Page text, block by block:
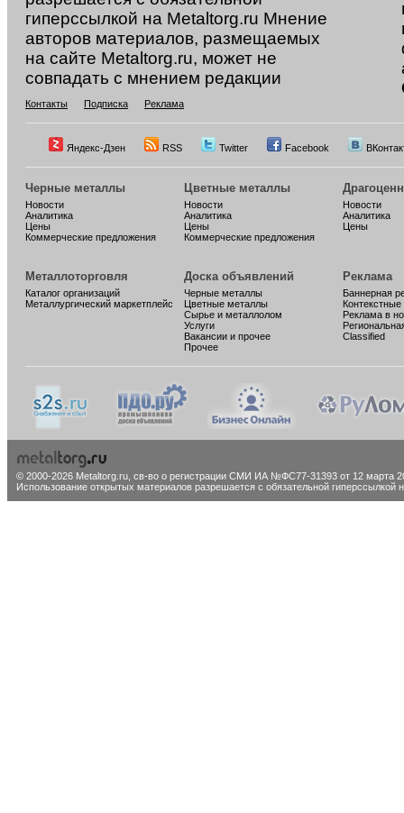
гиперссылкой на Metaltorg.ru Мнение
авторов материалов, размещаемых
на сайте Metaltorg.ru, может не
совпадать с мнением редакции
Контакты Подписка Реклама
Яндекс-Дзен RSS Twitter Facebook
Черные металлы
Новости
Аналитика
Цены
Коммерческие предложения
Цветные металлы
Новости
Аналитика
Цены
Коммерческие предложения
Новости
Аналитика
Цены
Металлоторговля
Каталог организаций
Металлургический маркетплейс
Доска объявлений
Черные металлы
Цветные металлы
Сырье и металлолом
Услуги
Вакансии и прочее
Прочее
Реклама
Баннерная
Реклама в
Classified
© 2000-2026 Metaltorg.ru, св-во о регистрации СМИ ИА №ФС77-31393 от 12 марта
Использование открытых материалов разрешается с обязательной гиперссылкой